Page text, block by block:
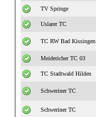
TV Springe
Uslarer TC
TC RW Bad Kissingen
Meidericher TC 03
TC Stadtwald Hilden
Schweriner TC
Schweriner TC